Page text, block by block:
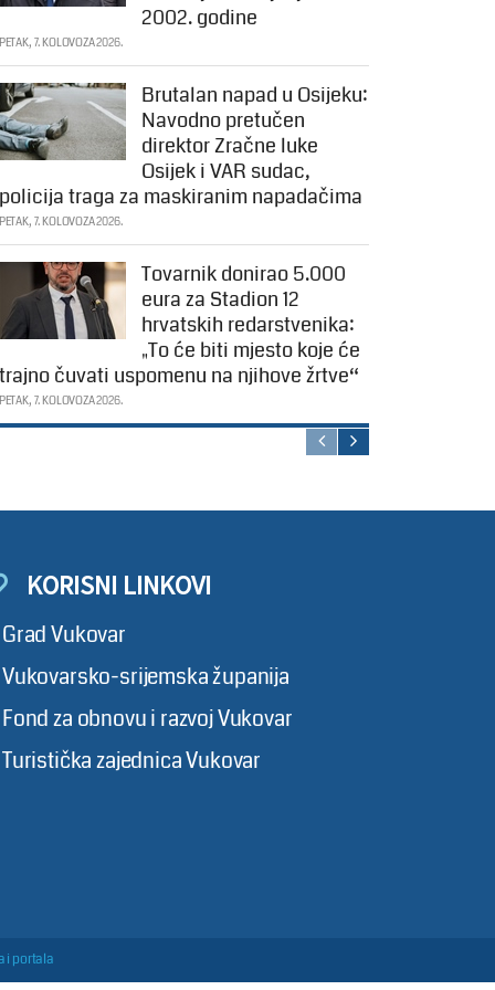
2002. godine
7. KOLOVOZA 2026.
Brutalan napad u Osijeku:
Navodno pretučen
direktor Zračne luke
Osijek i VAR sudac,
traga za maskiranim napadačima
7. KOLOVOZA 2026.
Tovarnik donirao 5.000
eura za Stadion 12
hrvatskih redarstvenika:
„To će biti mjesto koje će
čuvati uspomenu na njihove žrtve“
7. KOLOVOZA 2026.
KORISNI LINKOVI
Grad Vukovar
Vukovarsko-srijemska županija
Fond za obnovu i razvoj Vukovar
Turistička zajednica Vukovar
i portala